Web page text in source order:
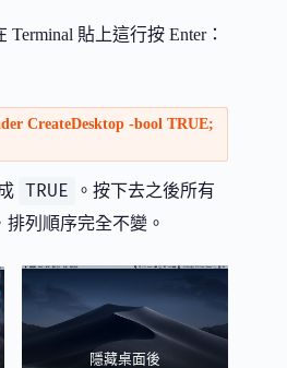
貼上這行按 Enter：
CreateDesktop -bool TRUE;
TRUE
。按下去之後所有
列順序完全不變。
隱藏桌面後